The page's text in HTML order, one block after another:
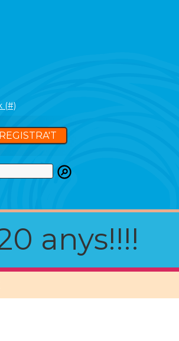
(#)
REGISTRA'T
anys!!!!